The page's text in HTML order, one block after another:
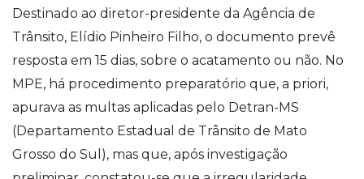
Destinado ao diretor-presidente da Agência de
Trânsito, Elídio Pinheiro Filho, o documento prevê
resposta em 15 dias, sobre o acatamento ou não. No
MPE, há procedimento preparatório que, a priori,
apurava as multas aplicadas pelo Detran-MS
(Departamento Estadual de Trânsito de Mato
Grosso do Sul), mas que, após investigação